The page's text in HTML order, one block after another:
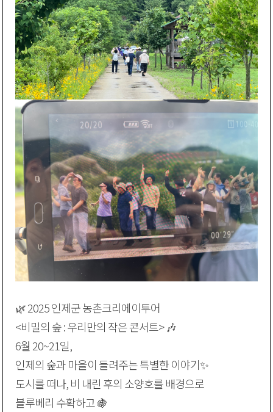
🌿 2025 인제군 농촌크리에이투어
<비밀의 숲 : 우리만의 작은 콘서트> 🎶
6월 20~21일,
인제의 숲과 마을이 들려주는 특별한 이야기✨
도시를 떠나, 비 내린 후의 소양호를 배경으로
블루베리 수확하고 🍇